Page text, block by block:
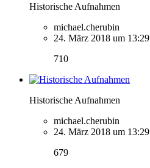
Historische Aufnahmen
michael.cherubin
24. März 2018 um 13:29
710
Historische Aufnahmen
michael.cherubin
24. März 2018 um 13:29
679